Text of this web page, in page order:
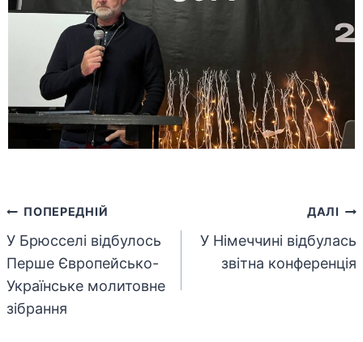
Навігація
записів
ПОПЕРЕДНІЙ
У Брюсселі відбулось
Перше Європейсько-
Українське молитовне
зібрання
ДАЛІ
У Німеччині відбулась
звітна конференція